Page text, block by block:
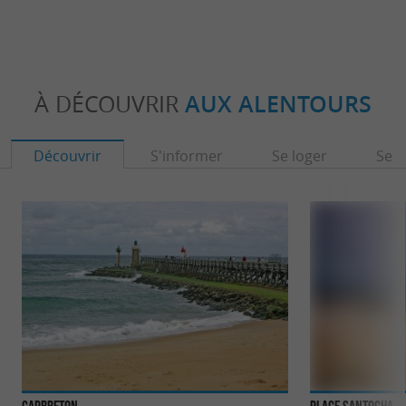
À DÉCOUVRIR AUX ALENTOURS
Découvrir S'informer Se loger Se